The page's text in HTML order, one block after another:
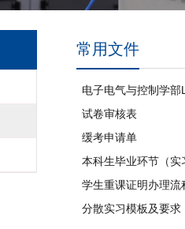
常用文件
电子电气与控制学部
试卷审核表
缓考申请单
本科生毕业环节（
学生重课证明办理流
分散实习模板及要求